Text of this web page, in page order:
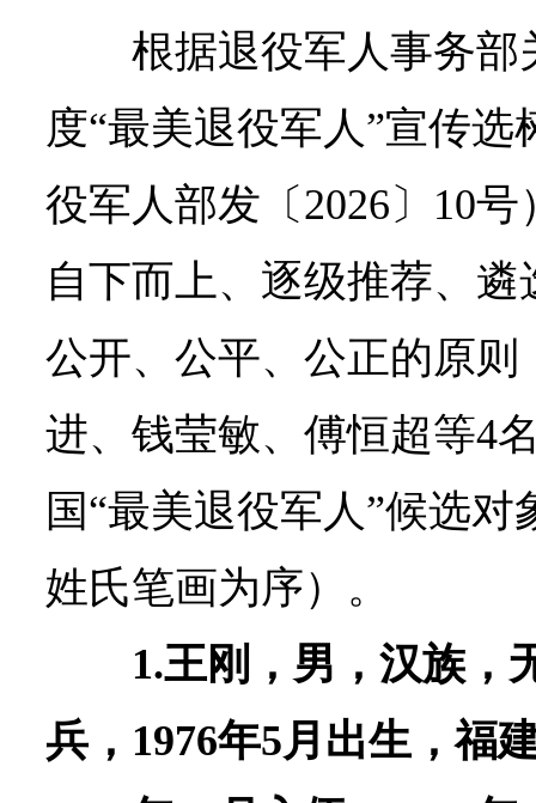
根据退役军人事务部
度“最美退役军人”宣传
役军人部发〔2026〕10
自下而上、逐级推荐、
公开、公平、公正的原
进、钱莹敏、傅恒超等4
国“最美退役军人”候选
姓氏笔画为序）。
1.王刚，男，汉族，
兵，1976年5月出生，福